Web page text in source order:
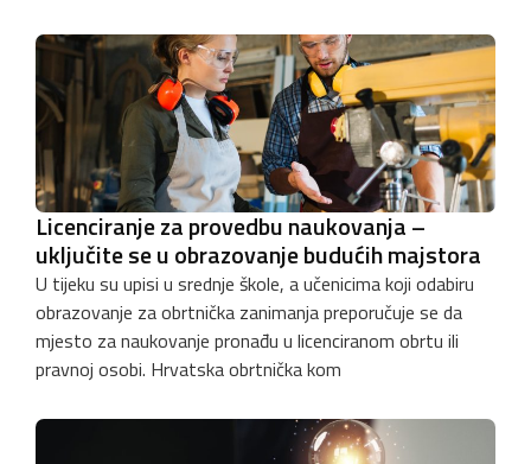
Licenciranje za provedbu naukovanja –
uključite se u obrazovanje budućih majstora
U tijeku su upisi u srednje škole, a učenicima koji odabiru
obrazovanje za obrtnička zanimanja preporučuje se da
mjesto za naukovanje pronađu u licenciranom obrtu ili
pravnoj osobi. Hrvatska obrtnička kom